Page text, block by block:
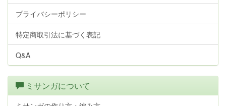
プライバシーポリシー
特定商取引法に基づく表記
Q&A
ミサンガについて